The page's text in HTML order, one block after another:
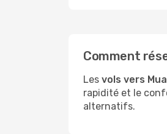
Comment
Les vols vers
rapidité et le
alternatifs.